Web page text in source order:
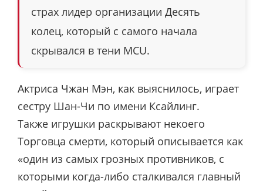
страх лидер организации Десять
колец, который с самого начала
скрывался в тени MCU.
Актриса Чжан Мэн, как выяснилось, играет
сестру Шан-Чи по имени Ксайлинг.
Также игрушки раскрывают некоего
Торговца смерти, который описывается как
«один из самых грозных противников, с
которыми когда-либо сталкивался главный